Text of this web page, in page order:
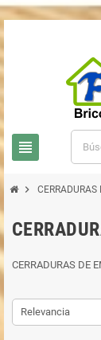
view_headline
chevron_right CERRADURAS
CERRADURAS DE
Relevancia